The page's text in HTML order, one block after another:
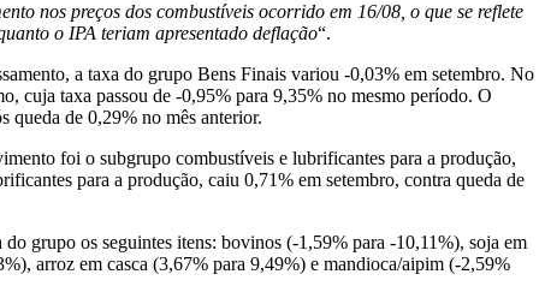
nos preços dos combustíveis ocorrido em 16/08, o que se reflete
o IPA teriam apresentado deflação“.
a taxa do grupo Bens Finais variou -0,03% em setembro. No
cuja taxa passou de -0,95% para 9,35% no mesmo período. O
queda de 0,29% no mês anterior.
foi o subgrupo combustíveis e lubrificantes para a produção,
para a produção, caiu 0,71% em setembro, contra queda de
grupo os seguintes itens: bovinos (-1,59% para -10,11%), soja em
arroz em casca (3,67% para 9,49%) e mandioca/aipim (-2,59%